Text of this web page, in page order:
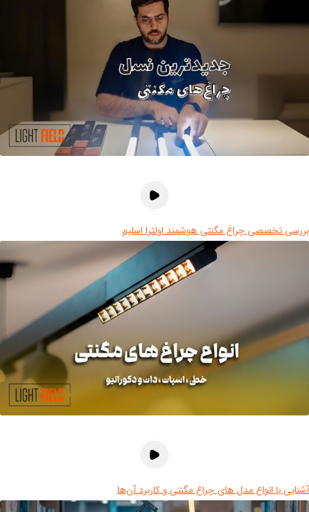
تخصصی چراغ مگنتی هوشمند اولترا اسلیم
با انواع مدل های چراغ مگنتی و کاربرد آن‌ها